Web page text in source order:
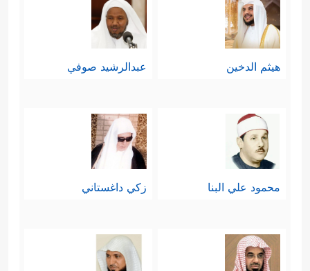
هيثم الدخين عبدالرشيد صوفي
محمود علي البنا زكي داغستاني